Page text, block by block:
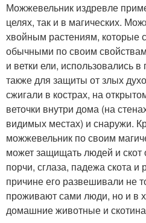
Можжевельник издревле
целях, так и в магических.
хвойным растениям, которые
обычными по своим
и ветки ели, использовались
также для защиты от злых
сжигали в кострах, на
веточки внутри дома (на
видимых местах) и снаружи.
можжевельник по своим
может защищать людей и скот
порчи, сглаза, падежа скота и
причине его развешивали не
проживают сами люди, но и в
домашние животные и